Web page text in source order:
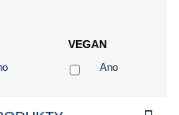
VEGAN
Ano